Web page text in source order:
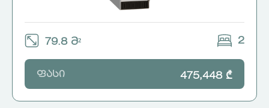
79.8 მ² 2
ფასი 475,448 ₾